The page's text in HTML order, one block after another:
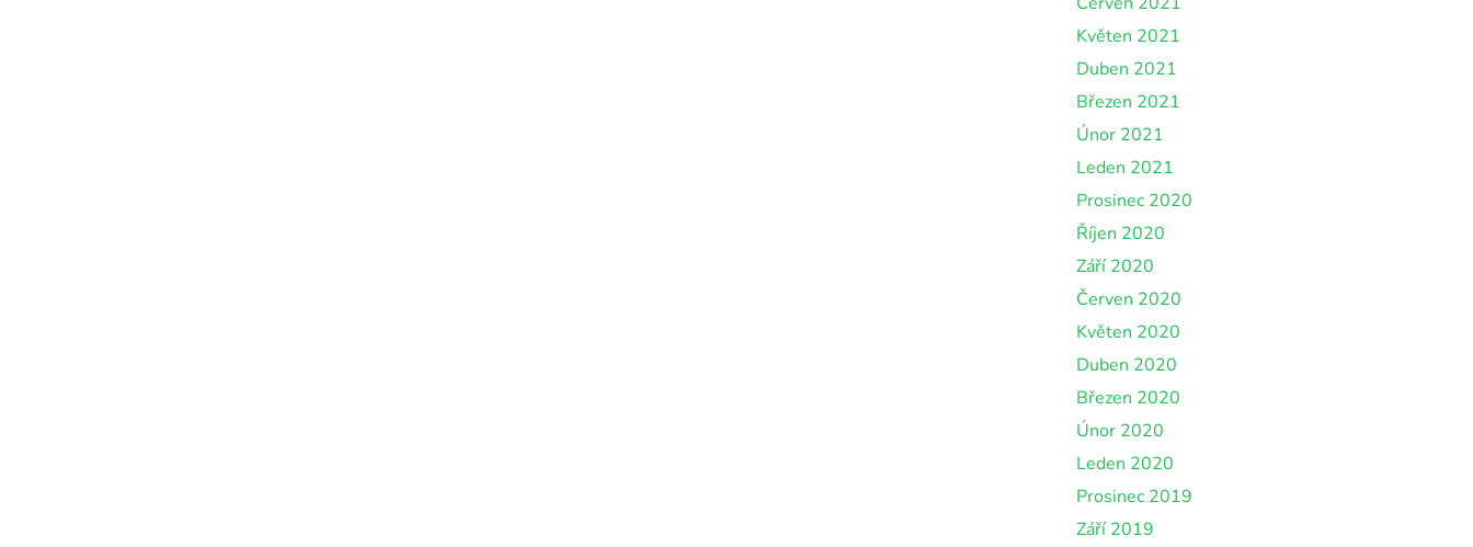
Květen 2021
Duben 2021
Březen 2021
Únor 2021
Leden 2021
Prosinec 2020
Říjen 2020
Září 2020
Červen 2020
Květen 2020
Duben 2020
Březen 2020
Únor 2020
Leden 2020
Prosinec 2019
Září 2019